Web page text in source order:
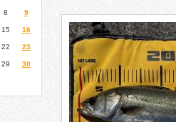
8 9
15 16
22 23
29 30